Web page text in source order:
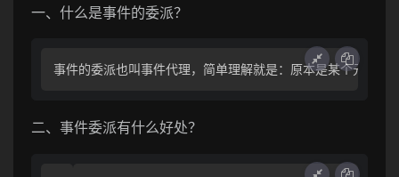
一、什么是事件的委派？
事件的委派也叫事件代理，简单理解就是：原本是某个元素
二、事件委派有什么好处？